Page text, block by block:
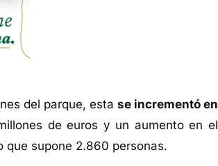
del parque, esta se incrementó en
de euros y un aumento en el
que supone 2.860 personas.